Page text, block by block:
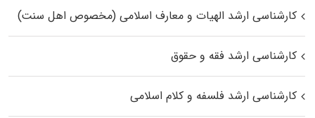
کارشناسی ارشد الهیات و معارف اسلامی (مخصوص اهل سنت)
کارشناسی ارشد فقه و حقوق
کارشناسی ارشد فلسفه و کلام اسلامی